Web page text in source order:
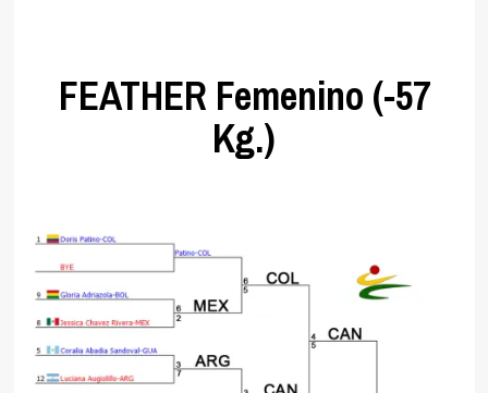
FEATHER Femenino (-57
Kg.)